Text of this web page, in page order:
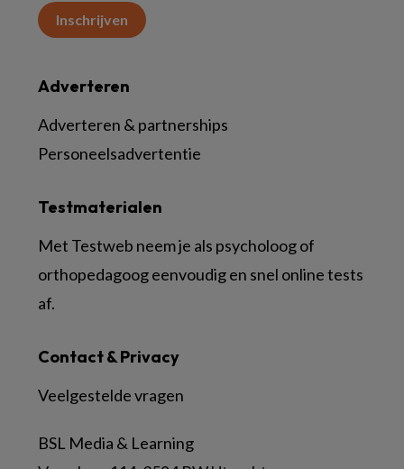
Inschrijven
Contact & Privacy
Veelgestelde vragen
BSL Media & Learning
Testmaterialen
Met Testweb neem je als psycholoog of
orthopedagoog eenvoudig en snel online tests
af.
Adverteren
Adverteren & partnerships
Personeelsadvertentie